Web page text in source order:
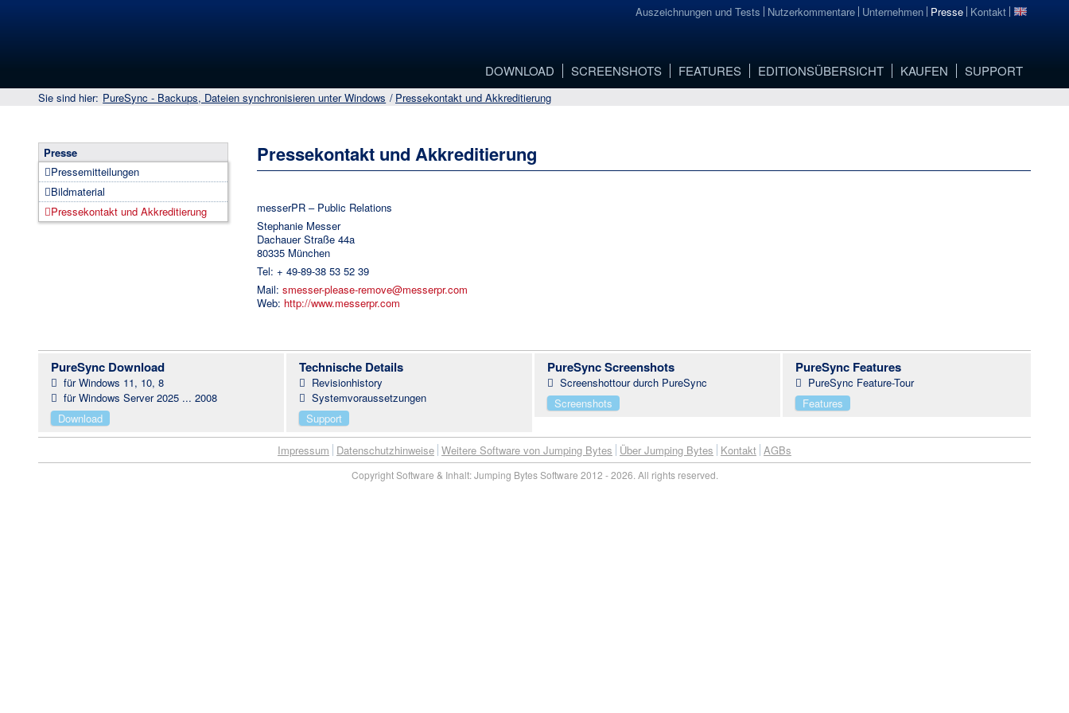
DOWNLOAD SCREENSHOTS FEATURES EDITIONSÜBERSICHT KAUFEN SUPPORT
Auszeichnungen und Tests Nutzerkommentare Unternehmen Presse Kontakt
Sie sind hier: PureSync - Backups, Dateien synchronisieren unter Windows Pressekontakt und Akkreditierung
Presse
Pressemitteilungen
Bildmaterial
Pressekontakt und Akkreditierung
Pressekontakt und Akkreditierung
messerPR – Public Relations
Stephanie Messer
Dachauer Straße 44a
80335 München
Tel: + 49-89-38 53 52 39
Mail: smesser-please-remove@messerpr.com
Web: http://www.messerpr.com
PureSync Download
für Windows 11, 10, 8
für Windows Server 2025 ... 2008
Download
Technische Details
Revisionhistory
Systemvoraussetzungen
Support
PureSync Screenshots
Screenshottour durch PureSync
Screenshots
PureSync Features
PureSync Feature-Tour
Features
Impressum Datenschutzhinweise Weitere Software von Jumping Bytes Über Jumping Bytes Kontakt AGBs
Copyright Software & Inhalt: Jumping Bytes Software 2012 - 2026. All rights reserved.